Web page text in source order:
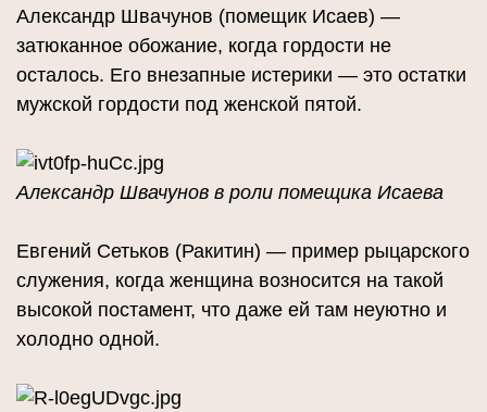
Александр Швачунов (помещик Исаев) —
затюканное обожание, когда гордости не
осталось. Его внезапные истерики — это остатки
мужской гордости под женской пятой.
Александр Швачунов в роли помещика Исаева
Евгений Сетьков (Ракитин) — пример рыцарского
служения, когда женщина возносится на такой
высокой постамент, что даже ей там неуютно и
холодно одной.